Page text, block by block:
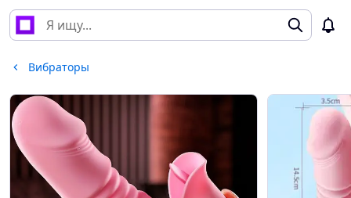
Вибраторы